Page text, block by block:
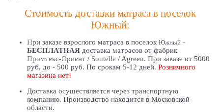
Стоимость доставки матраса в поселок
Южный:
При заказе взрослого матраса в поселок Южный -
БЕСПЛАТНАЯ доставка матрасов от фабрик
Промтекс-Ориент / Sontelle / Agreen. При заказе от 5000
руб, до - 500 руб. По срокам 5-12 дней. Розничного
магазина нет!
Доставка осуществляется через транспортную
компанию. Производство находится в Московской
области.